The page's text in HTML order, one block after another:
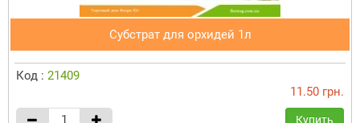
Субстрат для орхидей 1л
Код : 21409
11.50 грн.
Купить